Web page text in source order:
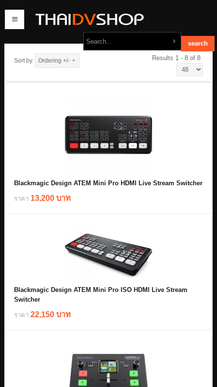
contact us
Sort by Ordering +/- Results 1 - 8 of 8
Blackmagic Design ATEM Mini Pro HDMI Live Stream Switcher
ราคา 13,200 บาท
Blackmagic Design ATEM Mini Pro ISO HDMI Live Stream
Switcher
ราคา 22,150 บาท